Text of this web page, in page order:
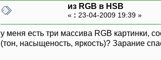
из RGB в HSB
« : 23-04-2009 19:39 »
у меня есть три массива RGB картинки,
(тон, насыщеность, яркость)? Зарание